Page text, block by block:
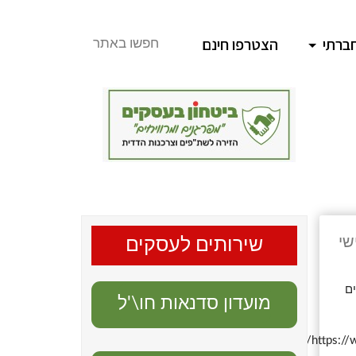
הצטרפו חינם חפשו באתר
https://
שירותים לעסקים
מועדון סדנאות חו\'ל